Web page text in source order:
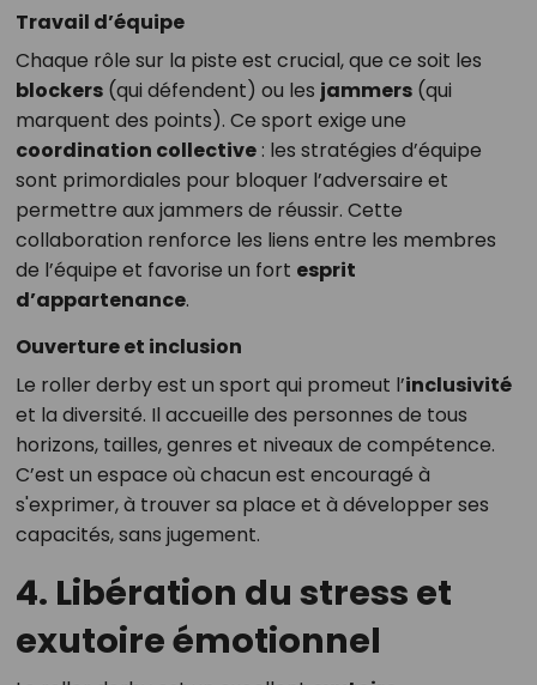
Travail d’équipe
Chaque rôle sur la piste est crucial, que ce soit les
blockers(qui défendent) ou les jammers(qui
marquent des points). Ce sport exige une
coordination collective: les stratégies d’équipe
sont primordiales pour bloquer l’adversaire et
permettre aux jammers de réussir. Cette
collaboration renforce les liens entre les membres
de l’équipe et favorise un fort esprit
d’appartenance.
Ouverture et inclusion
Le roller derby est un sport qui promeut l’inclusivité
et la diversité. Il accueille des personnes de tous
horizons, tailles, genres et niveaux de compétence.
C’est un espace où chacun est encouragé à
s'exprimer, à trouver sa place et à développer ses
capacités, sans jugement.
4. Libération du stress et
exutoire émotionnel